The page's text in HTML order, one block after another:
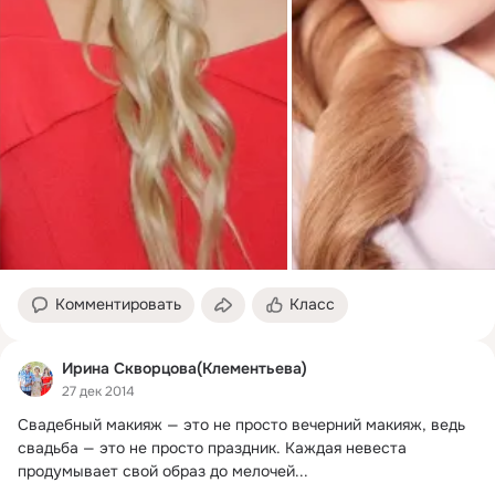
Комментировать Класс
Ирина Скворцова(Клементьева)
27 дек 2014
Свадебный макияж — это не просто вечерний макияж, ведь
свадьба — это не просто праздник. Каждая невеста
продумывает свой образ до мелочей...